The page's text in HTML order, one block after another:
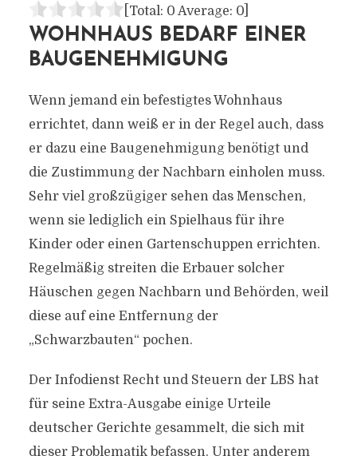
[Total: 0 Average: 0]
WOHNHAUS BEDARF EINER
BAUGENEHMIGUNG
Wenn jemand ein befestigtes Wohnhaus
errichtet, dann weiß er in der Regel auch, dass
er dazu eine Baugenehmigung benötigt und
die Zustimmung der Nachbarn einholen muss.
Sehr viel großzügiger sehen das Menschen,
wenn sie lediglich ein Spielhaus für ihre
Kinder oder einen Gartenschuppen errichten.
Regelmäßig streiten die Erbauer solcher
Häuschen gegen Nachbarn und Behörden, weil
diese auf eine Entfernung der
„Schwarzbauten“ pochen.
Der Infodienst Recht und Steuern der LBS hat
für seine Extra-Ausgabe einige Urteile
deutscher Gerichte gesammelt, die sich mit
dieser Problematik befassen. Unter anderem